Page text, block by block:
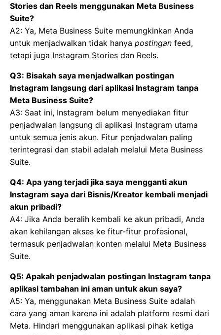
Stories dan Reels menggunakan Meta Business
Suite?
A2: Ya, Meta Business Suite memungkinkan Anda
untuk menjadwalkan tidak hanya postingan feed,
tetapi juga Instagram Stories dan Reels.
Q3: Bisakah saya menjadwalkan postingan
Instagram langsung dari aplikasi Instagram tanpa
Meta Business Suite?
A3: Saat ini, Instagram belum menyediakan fitur
penjadwalan langsung di aplikasi Instagram utama
untuk semua jenis akun. Fitur penjadwalan paling
terintegrasi dan stabil adalah melalui Meta Business
Suite.
Q4: Apa yang terjadi jika saya mengganti akun
Instagram saya dari Bisnis/Kreator kembali menjadi
akun pribadi?
A4: Jika Anda beralih kembali ke akun pribadi, Anda
akan kehilangan akses ke fitur-fitur profesional,
termasuk penjadwalan konten melalui Meta Business
Suite.
Q5: Apakah penjadwalan postingan Instagram tanpa
aplikasi tambahan ini aman untuk akun saya?
A5: Ya, menggunakan Meta Business Suite adalah
cara yang aman karena ini adalah platform resmi dari
Meta. Hindari menggunakan aplikasi pihak ketiga